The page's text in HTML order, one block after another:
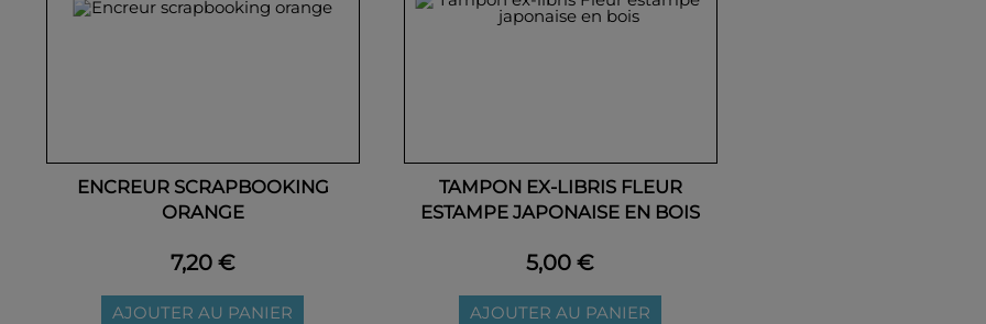
ENCREUR SCRAPBOOKING
ORANGE
7,20 €
AJOUTER AU PANIER
TAMPON EX-LIBRIS FLEUR
ESTAMPE JAPONAISE EN BOIS
5,00 €
AJOUTER AU PANIER